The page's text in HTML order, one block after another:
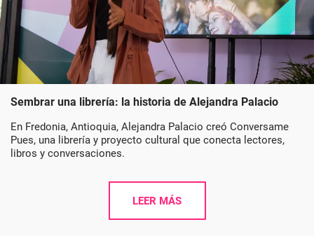
Sembrar una librería: la historia de Alejandra Palacio
En Fredonia, Antioquia, Alejandra Palacio creó Conversame
Pues, una librería y proyecto cultural que conecta lectores,
libros y conversaciones.
LEER MÁS